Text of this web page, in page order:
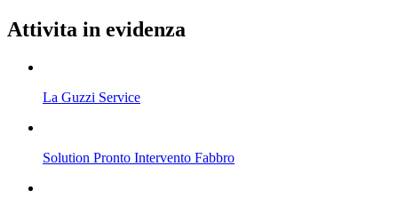
Attivita in evidenza
La Guzzi Service
Solution Pronto Intervento Fabbro